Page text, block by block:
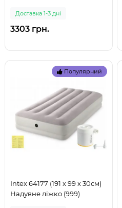
Доставка 1-3 дні
3303 грн.
Популярний
Intex 64177 (191 x 99 x 30см)
Надувне ліжко (999)